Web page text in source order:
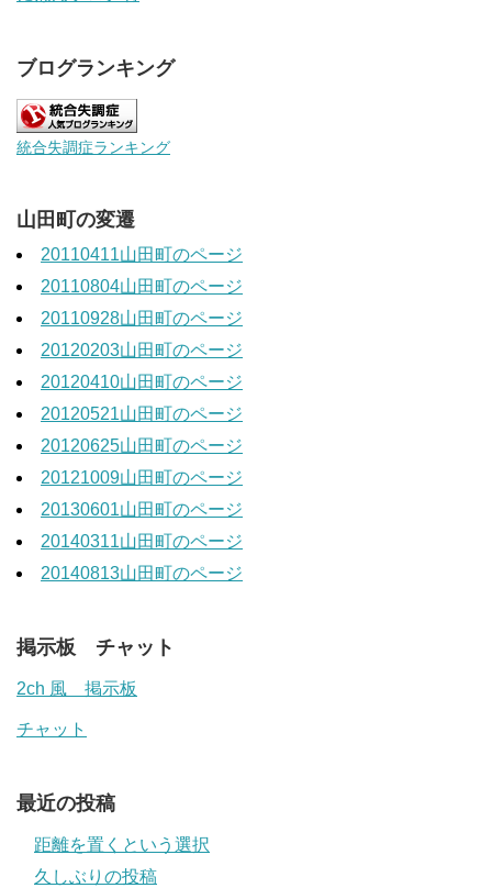
ブログランキング
統合失調症ランキング
山田町の変遷
20110411山田町のページ
20110804山田町のページ
20110928山田町のページ
20120203山田町のページ
20120410山田町のページ
20120521山田町のページ
20120625山田町のページ
20121009山田町のページ
20130601山田町のページ
20140311山田町のページ
20140813山田町のページ
掲示板 チャット
2ch 風 掲示板
チャット
最近の投稿
距離を置くという選択
久しぶりの投稿